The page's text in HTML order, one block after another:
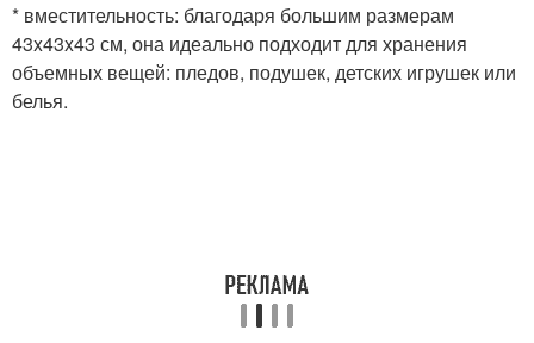
* вместительность: благодаря большим размерам
43x43x43 см, она идеально подходит для хранения
объемных вещей: пледов, подушек, детских игрушек или
белья.